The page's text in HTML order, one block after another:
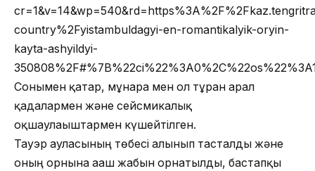
country%2Fyistambuldagyi-en-romantikalyik-oryin-
kayta-ashyildyi-
Сонымен қатар, мұнара мен ол тұрған арал
қадалармен және сейсмикалық
оқшаулағыштармен күшейтілген.
Тауэр ауласының төбесі алынып тасталды және
оның орнына ағаш жабын орнатылды, бастапқы